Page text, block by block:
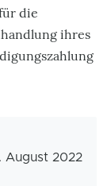
die
ihres
August 2022